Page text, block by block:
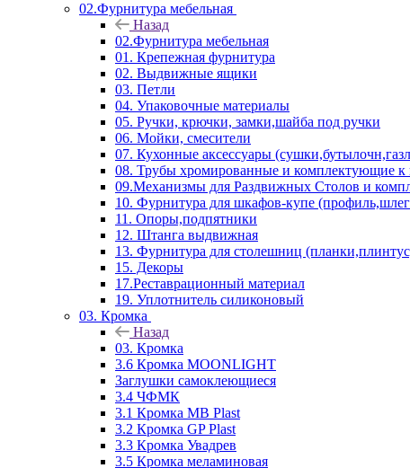
02.Фурнитура мебельная
Назад
02.Фурнитура мебельная
01. Крепежная фурнитура
02. Выдвижные ящики
03. Петли
04. Упаковочные материалы
05. Ручки, крючки, замки,шайба под ручки
06. Мойки, смесители
07. Кухонные аксессуары
08. Трубы хромированные и комплектующие к
09.Механизмы для Раздвижных Столов и
10. Фурнитура для шкафов-купе
11. Опоры,подпятники
12. Штанга выдвижная
13. Фурнитура для столешниц
15. Декоры
17.Реставрационный материал
19. Уплотнитель силиконовый
03. Кромка
Назад
03. Кромка
3.6 Кромка MOONLIGHT
Заглушки самоклеющиеся
3.4 ЧФМК
3.1 Кромка MB Plast
3.2 Кромка GP Plast
3.3 Кромка Увадрев
3.5 Кромка меламиновая